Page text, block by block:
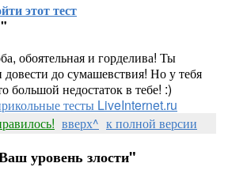
этот тест
обоятельная и горделива! Ты
до сумашевствия! Но у тебя
большой недостаток в тебе! :)
тесты LiveInternet.ru
вверх^ к полной версии
уровень злости"